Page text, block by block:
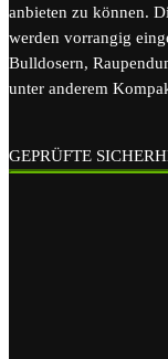
anbieten zu können.
werden vorrangig
Bulldosern,
unter anderem
GEPRÜFTE